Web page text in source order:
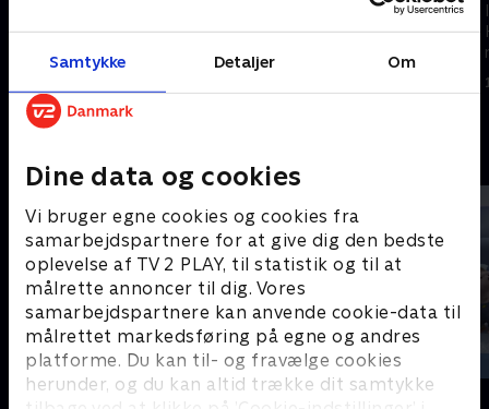
Samtykke Detaljer Om
Dine data og cookies
Vi bruger egne cookies og cookies fra
samarbejdspartnere for at give dig den bedste
oplevelse af TV 2 PLAY, til statistik og til at
målrette annoncer til dig. Vores
samarbejdspartnere kan anvende cookie-data til
målrettet markedsføring på egne og andres
platforme. Du kan til- og fravælge cookies
herunder, og du kan altid trække dit samtykke
I en alder af ti år oplever Robin
række vilde eventyr.
1. maj 2023 • 11 min
I en alder af ti år oplever Robin
Hood og hans venner en lang
Zorro the Chronicles Musen Tip